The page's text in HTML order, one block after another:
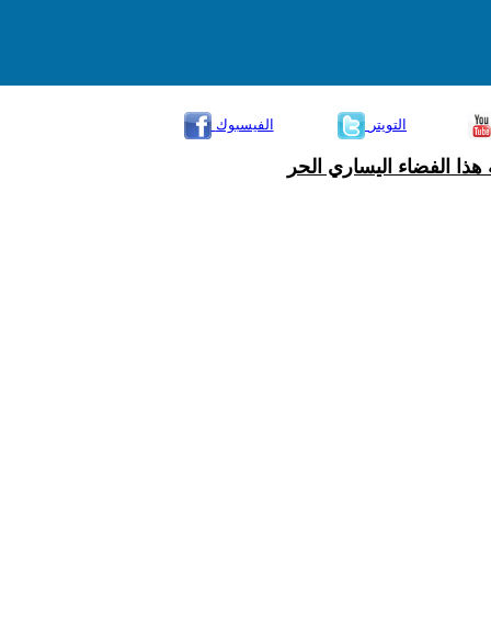
الفيسبوك
التويتر
الفضاء اليساري الحر